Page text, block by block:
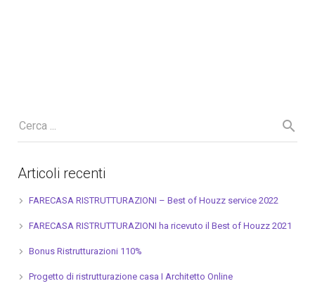
Articoli recenti
FARECASA RISTRUTTURAZIONI – Best of Houzz service 2022
FARECASA RISTRUTTURAZIONI ha ricevuto il Best of Houzz 2021
Bonus Ristrutturazioni 110%
Progetto di ristrutturazione casa I Architetto Online